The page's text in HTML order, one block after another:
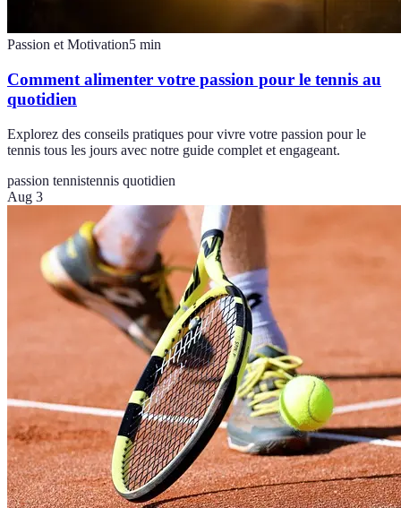
Passion et Motivation5 min
Comment alimenter votre passion pour le tennis au
quotidien
Explorez des conseils pratiques pour vivre votre passion pour le
tennis tous les jours avec notre guide complet et engageant.
passion tennistennis quotidien
Aug 3